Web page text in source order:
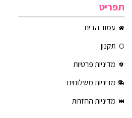
תפריט
עמוד הבית
תקנון
מדיניות פרטיות
מדיניות משלוחים
מדיניות החזרות